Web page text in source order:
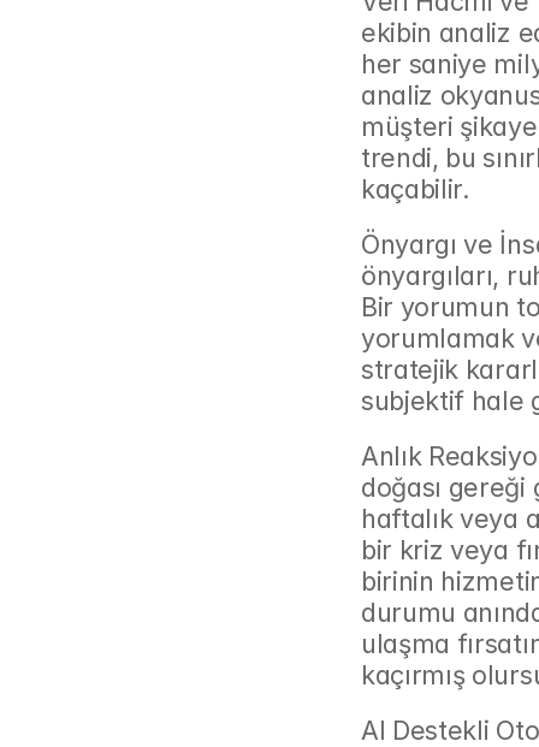
ekibin analiz
her saniye
analiz
müşteri
trendi, bu
kaçabilir.
Önyargı ve
önyargıları,
Bir yorumun
yorumlamak
stratejik
subjektif hale
Anlık
doğası
haftalık veya
bir kriz veya
birinin
durumu
ulaşma
kaçırmış
AI Destekli